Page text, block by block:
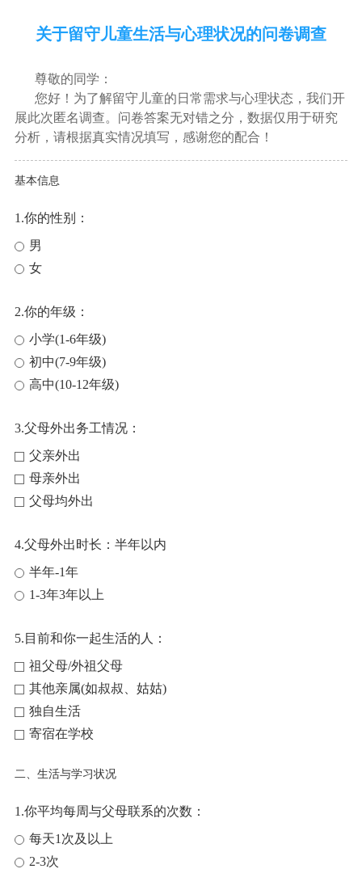
关于留守儿童生活与心理状况的问卷调查
尊敬的同学：
您好！为了解留守儿童的日常需求与心理状态，我们开
展此次匿名调查。问卷答案无对错之分，数据仅用于研究
分析，请根据真实情况填写，感谢您的配合！
基本信息
1.你的性别：
男
女
2.你的年级：
小学(1-6年级)
初中(7-9年级)
高中(10-12年级)
3.父母外出务工情况：
父亲外出
母亲外出
父母均外出
4.父母外出时长：半年以内
半年-1年
1-3年3年以上
5.目前和你一起生活的人：
祖父母/外祖父母
其他亲属(如叔叔、姑姑)
独自生活
寄宿在学校
二、生活与学习状况
1.你平均每周与父母联系的次数：
每天1次及以上
2-3次